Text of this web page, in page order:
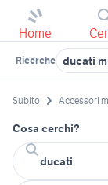
Home
Ricerche ducati
Subito Accessori
Cosa cerchi?